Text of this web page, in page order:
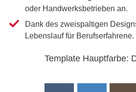
oder Handwerksbetrieben an.
Dank des zweispaltigen
Lebenslauf für Berufserfahrene.
Template Hauptfarbe: